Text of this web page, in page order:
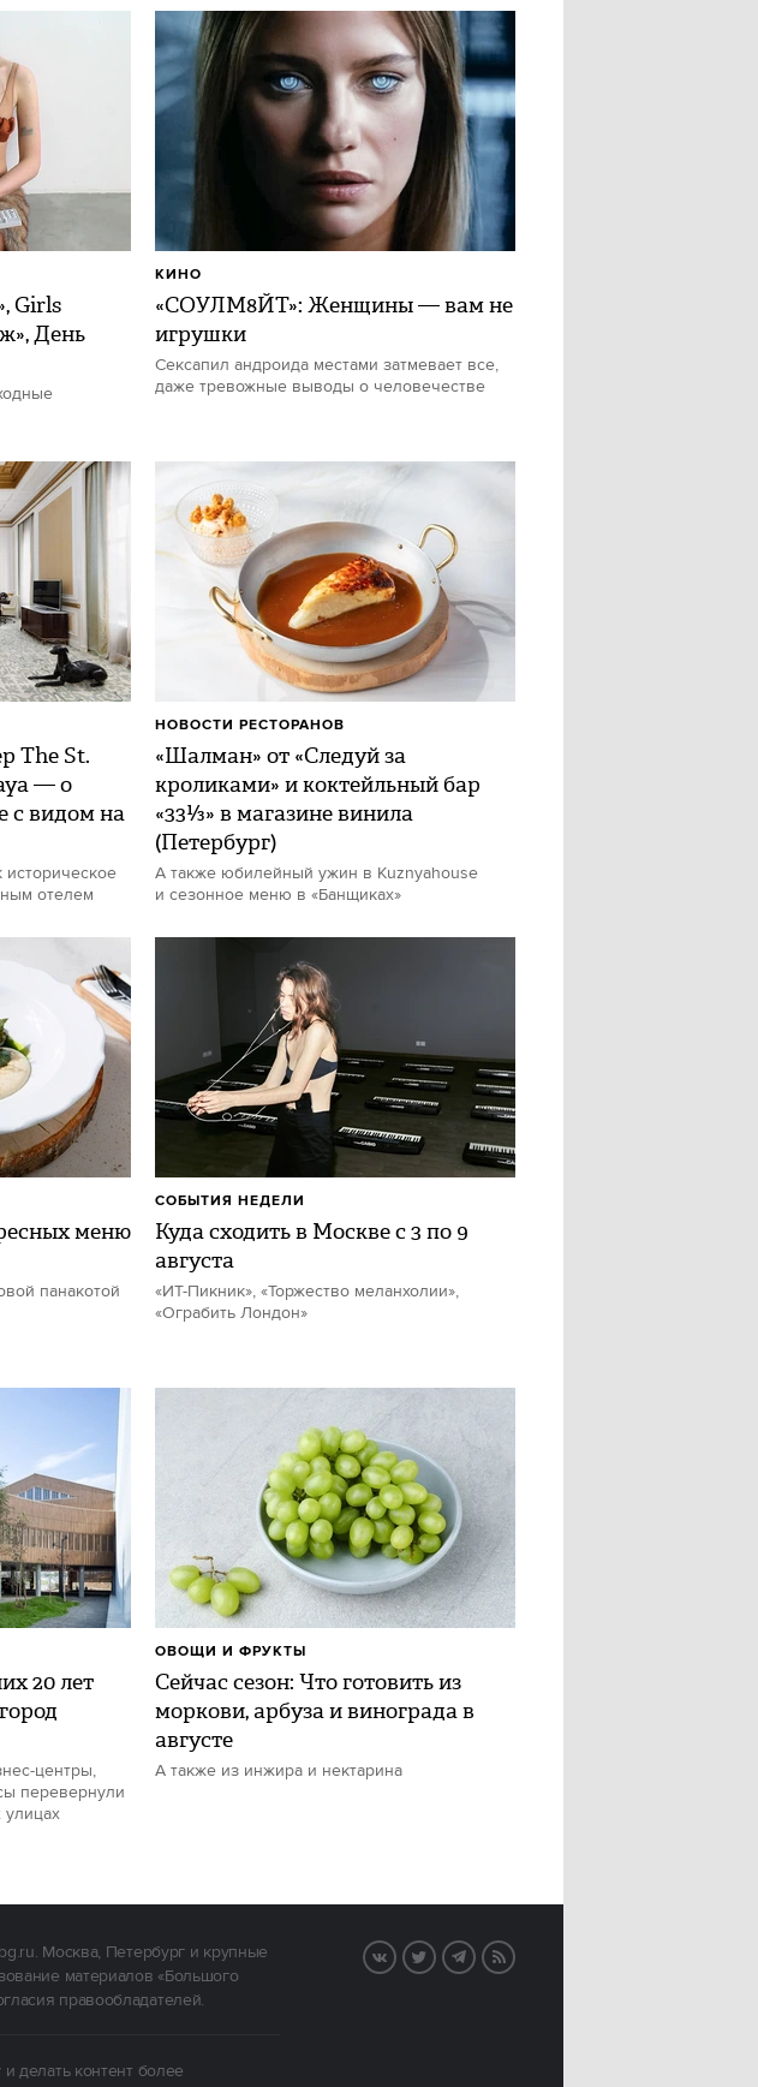
Girls
День
«СОУЛМ8ЙТ»: Женщины — вам не
игрушки
Сексапил андроида местами затмевает все,
даже тревожные выводы о человечестве
КИНО
The St.
— о
с видом на
отелем
«Шалман» от «Следуй за
кроликами» и коктейльный бар
«33⅓» в магазине винила
(Петербург)
А также юбилейный ужин в Kuznyahouse
и сезонное меню в «Банщиках»
НОВОСТИ РЕСТОРАНОВ
меню
панакотой
Куда сходить в Москве с 3 по 9
августа
«ИТ-Пикник», «Торжество меланхолии»,
«Ограбить Лондон»
СОБЫТИЯ НЕДЕЛИ
20 лет
центры,
перевернули
улицах
Сейчас сезон: Что готовить из
моркови, арбуза и винограда в
августе
А также из инжира и нектарина
ОВОЩИ И ФРУКТЫ
Москва, Петербург и крупные
материалов «Большого
правообладателей.
делать контент более
VK TwitterTelegram
RSS